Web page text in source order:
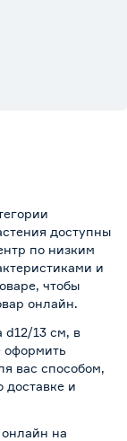
доступны
по низким
и
чтобы
онлайн.
d12/13 см, в
оформить
вас способом,
доставке и
на